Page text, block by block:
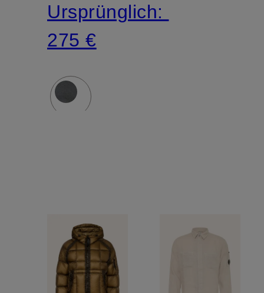
Ursprünglich:
275 €